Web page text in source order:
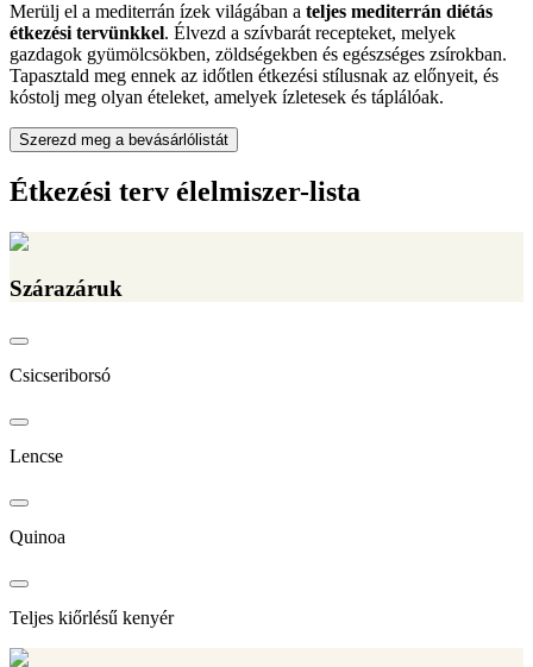
Merülj el a mediterrán ízek világában a teljes mediterrán diétás
étkezési tervünkkel. Élvezd a szívbarát recepteket, melyek
gazdagok gyümölcsökben, zöldségekben és egészséges zsírokban.
Tapasztald meg ennek az időtlen étkezési stílusnak az előnyeit, és
kóstolj meg olyan ételeket, amelyek ízletesek és táplálóak.
Szerezd meg a bevásárlólistát
Étkezési terv élelmiszer-lista
Szárazáruk
Csicseriborsó
Lencse
Quinoa
Teljes kiőrlésű kenyér